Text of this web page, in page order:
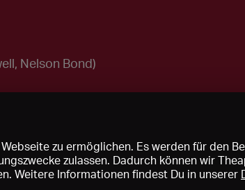
Nelson Bond)
zu ermöglichen. Es werden für den
zulassen. Dadurch können wir
Weitere Informationen findest Du in unserer